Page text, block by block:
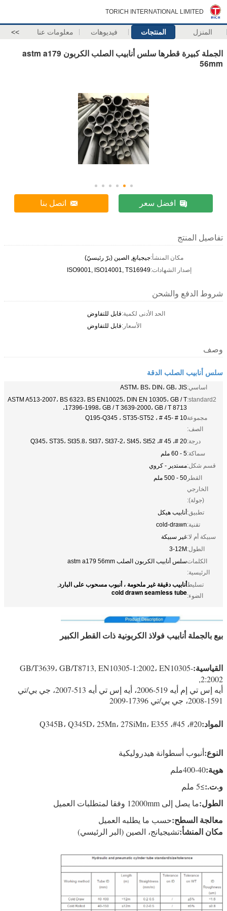
TORICH INTERNATIONAL LIMITED
المنزل المنتجات فيديوهات معلومات عنا >>
الجملة كبيرة قطرها سلس أنابيب الصلب الكربون astm a179
56mm
افضل سعر اتصل بنا
تفاصيل المنتج
مكان المنشأ:جيجيانغ, الصين (برّ رئيسيّ)
إصدار الشهادات:ISO9001, ISO14001, TS16949
شروط الدفع والشحن
الحد الأدنى لكمية:قابل للتفاوض
الأسعار:قابل للتفاوض
وصف
سلس أنابيب الصلب الدقة
اساسي:ASTM، BS، DIN، GB، JIS
standard2: ASTM A513-2007، BS 6323، BS EN10025، DIN EN 10305، GB / T
17396-1998، GB / T 3639-2000، GB / T 8713،
مجموعة
الصف:
10 # -45 # ، Q195-Q345 ، ST35-ST52
درجة:20 #، 45 #، Q345، ST35، St35.8، St37، St37-2، St45، St52
سماكة:5 - 60 ملم
قسم شكل:مستدير - كروي
القطر
الخارجي
(جولة):
50 - 500 ملم
تطبيق:أنابيب هيكل
تقنية:cold-drawn
سبيكة أم لا:غير سبيكة
الطول:3-12M
الكلمات
الرئيسية:
سلس أنابيب الكربون الصلب astm a179 56mm
تسليط
الضوء:
أنابيب دقيقة غير ملحومة ، أنبوب مسحوب على البارد,
cold drawn seamless tube
بيع بالجملة أنابيب فولاذ الكربونية ذات القطر الكبير
القياسية:GB/T3639، GB/T8713, EN10305-1:2002، EN10305-
2:2002,
أيه إس تي إم أيه 519-2006، أيه إس تي أيه 513-2007، جي بي/تي
1591-2008، جي بي/تي 17396-2009
المواد:20#، 45#، Q345B، Q345D، 25Mn، 27SiMn، E355
النوع:أنبوب أسطوانة هيدروليكية
هوية:40-400ملم
و.ت.:≥5 ملم
الطول:ما يصل إلى 12000mm وفقا لمتطلبات العميل
معالجة السطح:حسب ما يطلبه العميل
مكان المنشأ:تشيجيانج، الصين (البر الرئيسي)